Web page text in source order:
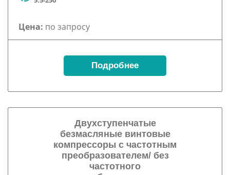
Цена: по запросу
Подробнее
Двухступенчатые
безмасляные винтовые
компрессоры с частотным
преобразователем/ без
частотного